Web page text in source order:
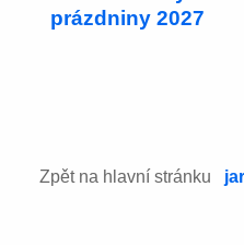
prázdniny 2027
Zpět na hlavní stránku